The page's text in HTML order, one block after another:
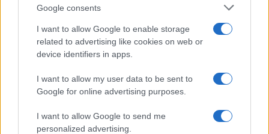
Google consents
I want to allow Google to enable storage
related to advertising like cookies on web or
device identifiers in apps.
I want to allow my user data to be sent to
Google for online advertising purposes.
I want to allow Google to send me
personalized advertising.